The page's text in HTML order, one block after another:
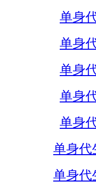
单身
单身
单身
单身
单身
单身代
单身代